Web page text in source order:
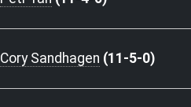
Cory Sandhagen (11-5-0)